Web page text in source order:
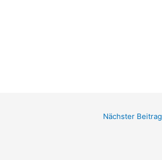
Nächster Beitrag